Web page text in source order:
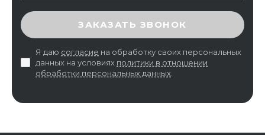
ВВЕДИТЕ ПРОВЕРОЧНЫЙ КОД
ЗАКАЗАТЬ ЗВОНОК
Я даю согласие на обработку своих персональных
данных на условиях политики в отношении
обработки персональных данных